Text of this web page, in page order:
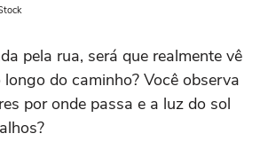
pela rua, será que realmente vê
do caminho? Você observa
por onde passa e a luz do sol